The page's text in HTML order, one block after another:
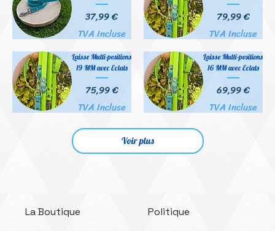
Prix
37,99 €
TVA Incluse
Prix
79,99 €
TVA Incluse
Laisse Multi-positions
19 MM avec Eclats
Prix
75,99 €
TVA Incluse
Laisse Multi-positions
16 MM avec Eclats
Prix
69,99 €
TVA Incluse
Voir plus
La Boutique Politique